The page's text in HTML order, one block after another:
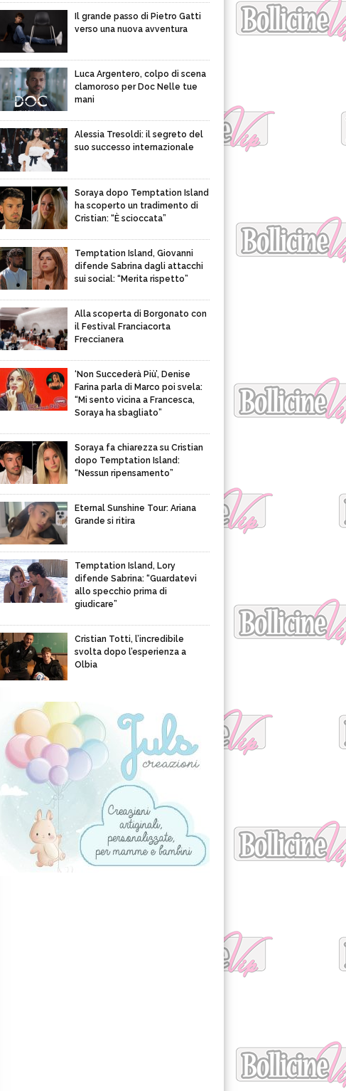
Il grande passo di Pietro Gatti
verso una nuova avventura
Luca Argentero, colpo di scena
clamoroso per Doc Nelle tue
mani
Alessia Tresoldi: il segreto del
suo successo internazionale
Soraya dopo Temptation Island
ha scoperto un tradimento di
Cristian: “È scioccata”
Temptation Island, Giovanni
difende Sabrina dagli attacchi
sui social: “Merita rispetto”
Alla scoperta di Borgonato con
il Festival Franciacorta
Freccianera
‘Non Succederà Più’, Denise
Farina parla di Marco poi svela:
“Mi sento vicina a Francesca,
Soraya ha sbagliato”
Soraya fa chiarezza su Cristian
dopo Temptation Island:
“Nessun ripensamento”
Eternal Sunshine Tour: Ariana
Grande si ritira
Temptation Island, Lory
difende Sabrina: “Guardatevi
allo specchio prima di
giudicare”
Cristian Totti, l’incredibile
svolta dopo l’esperienza a
Olbia